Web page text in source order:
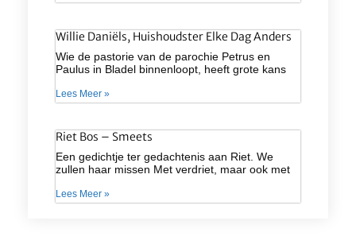
Willie Daniëls, Huishoudster Elke Dag Anders
Wie de pastorie van de parochie Petrus en
Paulus in Bladel binnenloopt, heeft grote kans
Lees Meer »
Riet Bos – Smeets
Een gedichtje ter gedachtenis aan Riet. We
zullen haar missen Met verdriet, maar ook met
Lees Meer »